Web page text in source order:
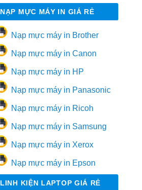
NẠP MỰC MÁY IN GIÁ RẺ
Nạp mực máy in Brother
Nạp mực máy in Canon
Nạp mực máy in HP
Nạp mực máy in Panasonic
Nạp mực máy in Ricoh
Nạp mực máy in Samsung
Nạp mực máy in Xerox
Nạp mực máy in Epson
LINH KIỆN LAPTOP GIÁ RẺ